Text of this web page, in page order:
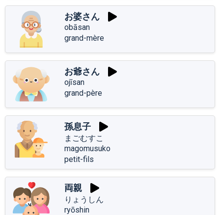
お婆さん
obāsan
grand-mère
お爺さん
ojīsan
grand-père
孫息子
まごむすこ
magomusuko
petit-fils
両親
りょうしん
ryōshin